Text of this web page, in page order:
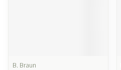
B. Braun